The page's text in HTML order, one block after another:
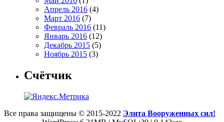
Апрель 2016 (4)
Март 2016 (7)
Февраль 2016 (11)
Январь 2016 (12)
Декабрь 2015 (5)
Ноябрь 2015 (3)
Счётчик
Все права защищены © 2015-2022 Элита Вооруженных сил!